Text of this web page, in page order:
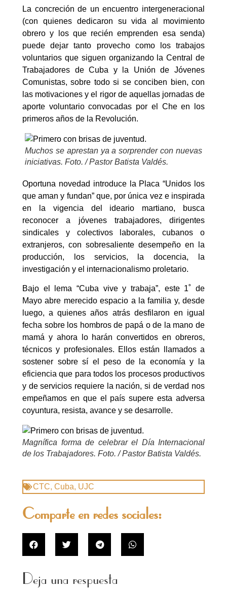
La concreción de un encuentro intergeneracional
(con quienes dedicaron su vida al movimiento
obrero y los que recién emprenden esa senda)
puede dejar tanto provecho como los trabajos
voluntarios que siguen organizando la Central de
Trabajadores de Cuba y la Unión de Jóvenes
Comunistas, sobre todo si se conciben bien, con
las motivaciones y el rigor de aquellas jornadas de
aporte voluntario convocadas por el Che en los
primeros años de la Revolución.
Muchos se aprestan ya a sorprender con nuevas
iniciativas. Foto. / Pastor Batista Valdés.
Oportuna novedad introduce la Placa “Unidos los
que aman y fundan” que, por única vez e inspirada
en la vigencia del ideario martiano, busca
reconocer a jóvenes trabajadores, dirigentes
sindicales y colectivos laborales, cubanos o
extranjeros, con sobresaliente desempeño en la
producción, los servicios, la docencia, la
investigación y el internacionalismo proletario.
Bajo el lema “Cuba vive y trabaja”, este 1˚ de
Mayo abre merecido espacio a la familia y, desde
luego, a quienes años atrás desfilaron en igual
fecha sobre los hombros de papá o de la mano de
mamá y ahora lo harán convertidos en obreros,
técnicos y profesionales. Ellos están llamados a
sostener sobre sí el peso de la economía y la
eficiencia que para todos los procesos productivos
y de servicios requiere la nación, si de verdad nos
empeñamos en que el país supere esta adversa
coyuntura, resista, avance y se desarrolle.
Magnífica forma de celebrar el Día Internacional
de los Trabajadores. Foto. / Pastor Batista Valdés.
CTC, Cuba, UJC
Comparte en redes sociales:
Deja una respuesta